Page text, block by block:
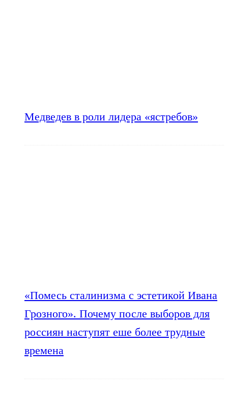
Медведев в роли лидера «ястребов»
«Помесь сталинизма с эстетикой Ивана
Грозного». Почему после выборов для
россиян наступят еше более трудные
времена